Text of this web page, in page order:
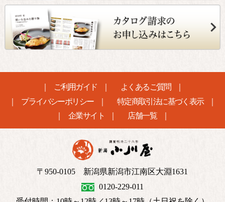
ご利用ガイド
よくあるご質問
プライバシーポリシー
特定商取引法に基づく表示
企業サイト
店舗一覧
〒950-0105 新潟県新潟市江南区大淵1631
0120-229-011